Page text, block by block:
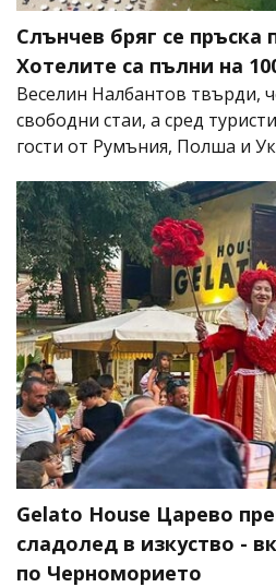
Слънчев бряг се пръска
Хотелите са пълни на
Веселин Налбантов твърди,
свободни стаи, а сред
гости от Румъния, Полша и
Gelato House Царево
сладолед в изкуство -
по Черноморието